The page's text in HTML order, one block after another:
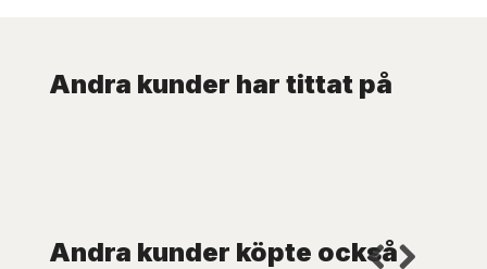
Andra kunder har tittat på
Andra kunder köpte också